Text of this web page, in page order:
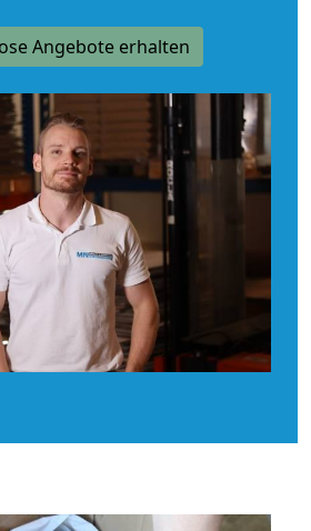
Angebote erhalten